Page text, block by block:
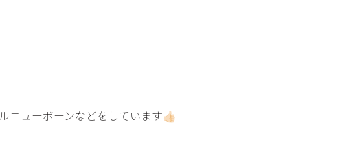
ューボーンなどをしています👍🏻